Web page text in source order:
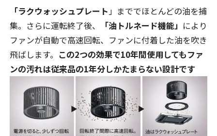
「ラクウォッシュプレート 」まででほとんどの油を捕
集。さらに運転終了後、
「油トルネード機能」 により
ファンが自動で高速回転、ファンに付着した油を吹き
飛ばします。 この2つの効果で10年間使用してもファ
ンの汚れは従来品の1年分しかたまらない設計です